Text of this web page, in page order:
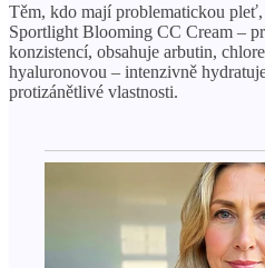
Těm, kdo mají problematickou
Sportlight Blooming CC Cream –
konzistencí, obsahuje arbutin,
hyaluronovou – intenzivně
protizánětlivé vlastnosti.